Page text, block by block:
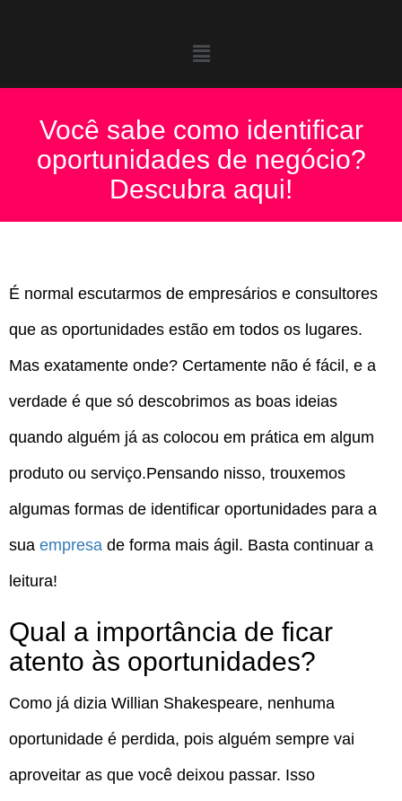
Você sabe como identificar
oportunidades de negócio?
Descubra aqui!
É normal escutarmos de empresários e consultores
que as oportunidades estão em todos os lugares.
Mas exatamente onde? Certamente não é fácil, e a
verdade é que só descobrimos as boas ideias
quando alguém já as colocou em prática em algum
produto ou serviço.Pensando nisso, trouxemos
algumas formas de identificar oportunidades para a
sua empresa de forma mais ágil. Basta continuar a
leitura!
Qual a importância de ficar
atento às oportunidades?
Como já dizia Willian Shakespeare, nenhuma
oportunidade é perdida, pois alguém sempre vai
aproveitar as que você deixou passar. Isso